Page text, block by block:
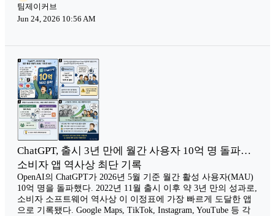
팀제이커브
Jun 24, 2026 10:56 AM
ChatGPT, 출시 3년 만에 월간 사용자 10억 명 돌파…
소비자 앱 역사상 최단 기록
OpenAI의 ChatGPT가 2026년 5월 기준 월간 활성 사용자(MAU)
10억 명을 돌파했다. 2022년 11월 출시 이후 약 3년 만의 성과로,
소비자 소프트웨어 역사상 이 이정표에 가장 빠르게 도달한 앱
으로 기록됐다. Google Maps, TikTok, Instagram, YouTube 등 각